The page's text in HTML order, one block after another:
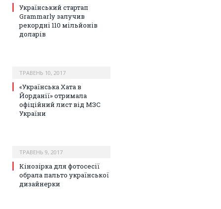
Український стартап
Grammarly залучив
рекордні 110 мільйонів
доларів
ТРАВЕНЬ 10, 2017
«Українська Хата в
Йорданії» отримала
офіційний лист від МЗС
України
ТРАВЕНЬ 9, 2017
Кінозірка для фотосесії
обрала пальто української
дизайнерки